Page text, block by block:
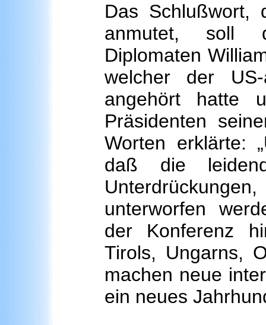
Das Schlußwort,
anmutet, soll
Diplomaten
welcher der US-
angehört hatte
Präsidenten
Worten erklärte:
daß die
unterworfen
der Konferenz
Tirols, Ungarns,
machen neue
ein neues